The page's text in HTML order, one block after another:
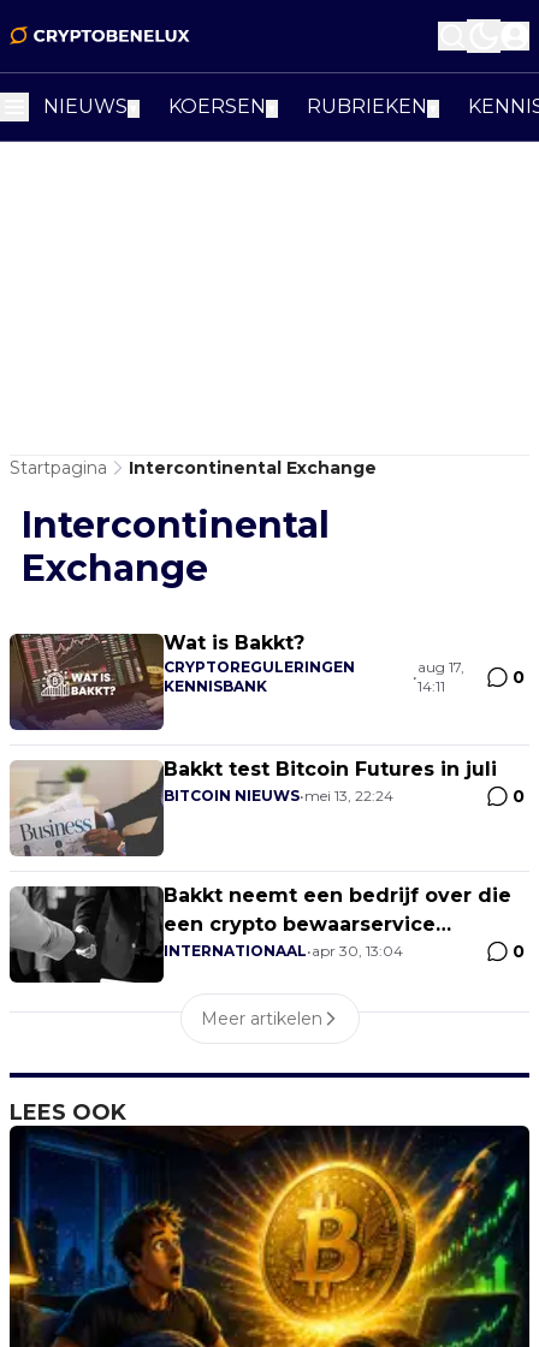
NIEUWS KOERSEN RUBRIEKEN
Startpagina Intercontinental Exchange
Intercontinental
Exchange
Wat is Bakkt?
CRYPTOREGULERINGEN
KENNISBANK
•
aug 17,
14:11
0
Bakkt test Bitcoin Futures in juli
BITCOIN NIEUWS•mei 13, 22:24 0
Bakkt neemt een bedrijf over die
een crypto bewaarservice
aanbiedt
INTERNATIONAAL•apr 30, 13:04 0
Meer artikelen
LEES OOK